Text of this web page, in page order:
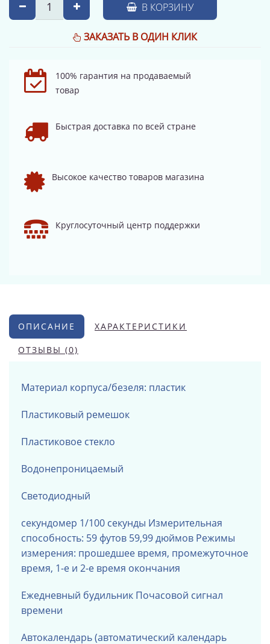
В КОРЗИНУ
ЗАКАЗАТЬ В ОДИН КЛИК
100% гарантия на продаваемый
товар
Быстрая доставка по всей стране
Высокое качество товаров магазина
Круглосуточный центр поддержки
ОПИСАНИЕ ХАРАКТЕРИСТИКИ
ОТЗЫВЫ (0)
Материал корпуса/безеля: пластик
Пластиковый ремешок
Пластиковое стекло
Водонепроницаемый
Светодиодный
секундомер 1/100 секунды Измерительная
способность: 59 футов 59,99 дюймов Режимы
измерения: прошедшее время, промежуточное
время, 1-е и 2-е время окончания
Ежедневный будильник Почасовой сигнал
времени
Автокалендарь (автоматический календарь